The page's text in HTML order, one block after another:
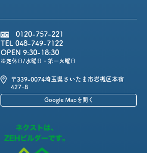
0120-757-221
TEL 048-749-7122
OPEN 9:30-18:30
※定休日/水曜日・第一火曜日
〒339-0074埼玉県さいたま市岩槻区本宿
427-8
Google Mapを開く